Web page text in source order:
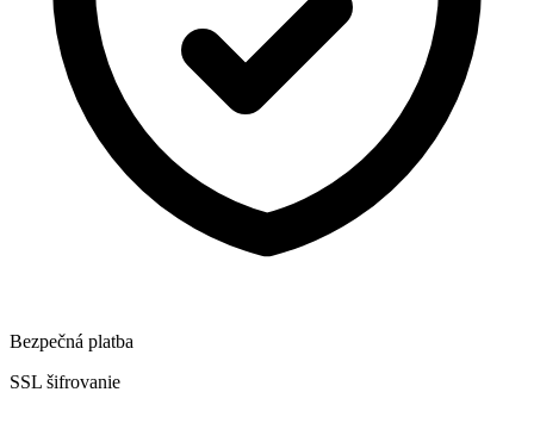
Bezpečná platba
SSL šifrovanie